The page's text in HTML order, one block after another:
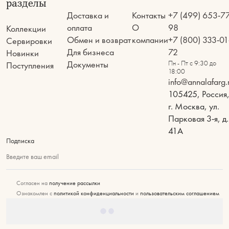
разделы
Коллекции
Сервировки
Новинки
Поступления
Доставка и
оплата
Обмен и возврат
Для бизнеса
Документы
Контакты
О
компании
+7 (499) 653-
98
+7 (800) 333-
72
Пн - Пт с 9:30 до
18:00
105425, Россия,
г. Москва, ул.
Парковая 3-я, д.
41А
Подписка
Введите ваш email
Согласен на получение рассылки
Ознакомлен с политикой конфиденциальности и пользовательским соглашением